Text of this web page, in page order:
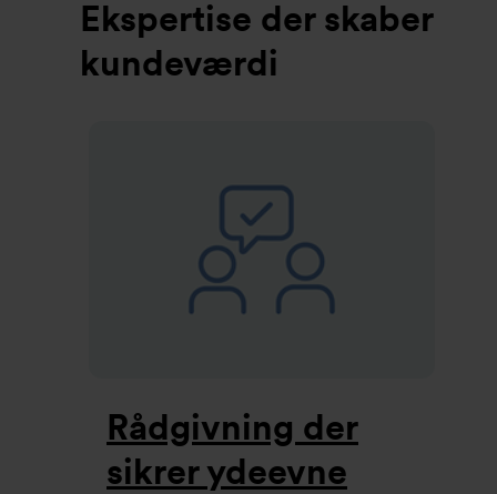
Ekspertise der skaber
kundeværdi
Rådgivning der
sikrer ydeevne